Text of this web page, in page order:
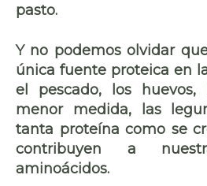
pasto.
Y no podemos olvidar
única fuente proteica en
el pescado, los huevos,
menor medida, las
tanta proteína como se
contribuyen a
aminoácidos.